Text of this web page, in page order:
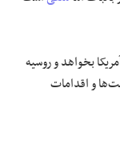
بخواهد و روسیه
و اقدامات